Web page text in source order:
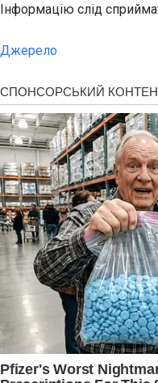
Інформацію слід
Джерело